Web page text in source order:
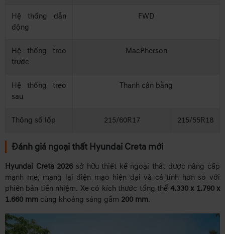
Hệ thống dẫn
động
FWD
Hệ thống treo
trước
MacPherson
Hệ thống treo
sau
Thanh cân bằng
Thông số lốp 215/60R17 215/55R18
Đánh giá ngoại thất Hyundai Creta mới
Hyundai Creta 2026 sở hữu thiết kế ngoại thất được nâng cấp
mạnh mẽ, mang lại diện mạo hiện đại và cá tính hơn so với
phiên bản tiền nhiệm. Xe có kích thước tổng thể 4.330 x 1.790 x
1.660 mm cùng khoảng sáng gầm 200 mm.